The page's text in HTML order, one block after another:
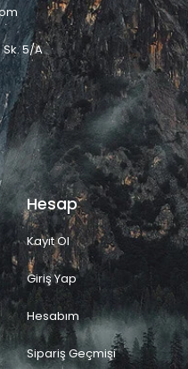
5/A
Hesap
Kayıt Ol
Giriş Yap
Hesabım
Sipariş Geçmişi